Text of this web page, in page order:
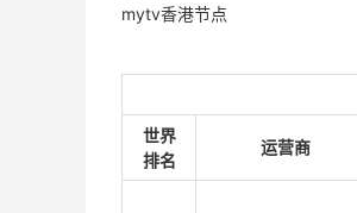
mytv香港节点
世界
排名
运营商